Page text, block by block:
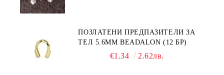
ПОЗЛАТЕНИ ПРЕДПАЗИТЕЛИ ЗА
ТЕЛ 5.6ММ BEADALON (12 БР)
€1.34 2.62лв.